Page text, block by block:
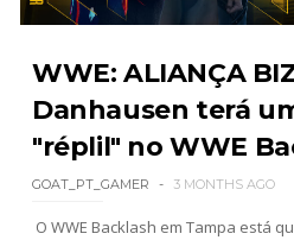
WWE Main Event, July 30,
Lucha Libre AAA: Verano
Semana 2
WWE: ALIANÇA
Danhausen terá
"réplil" no WWE
GOAT_PT_GAMER 3 MONTHS AGO
O WWE Backlash em Tampa está